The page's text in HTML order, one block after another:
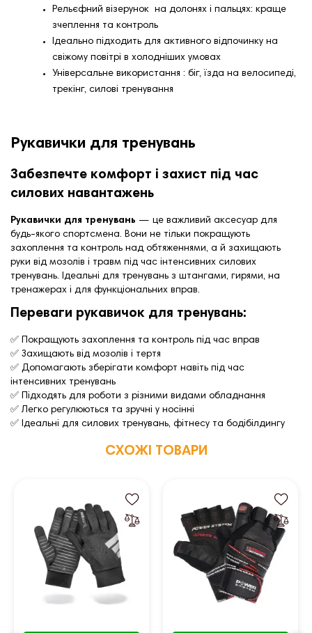
Рельєфний візерунок на долонях і пальцях: краще
зчеплення та контроль
Ідеально підходить для активного відпочинку на
свіжому повітрі в холодніших умовах
Універсальне використання : біг, їзда на велосипеді,
трекінг, силові тренування
Рукавички для тренувань
Забезпечте комфорт і захист під час
силових навантажень
Рукавички для тренувань — це важливий аксесуар для
будь-якого спортсмена. Вони не тільки покращують
захоплення та контроль над обтяженнями, а й захищають
руки від мозолів і травм під час інтенсивних силових
тренувань. Ідеальні для тренувань з штангами, гирями, на
тренажерах і для функціональних вправ.
Переваги рукавичок для тренувань:
✅ Покращують захоплення та контроль під час вправ
✅ Захищають від мозолів і тертя
✅ Допомагають зберігати комфорт навіть під час
інтенсивних тренувань
✅ Підходять для роботи з різними видами обладнання
✅ Легко регулюються та зручні у носінні
✅ Ідеальні для силових тренувань, фітнесу та бодібілдингу
СХОЖІ ТОВАРИ